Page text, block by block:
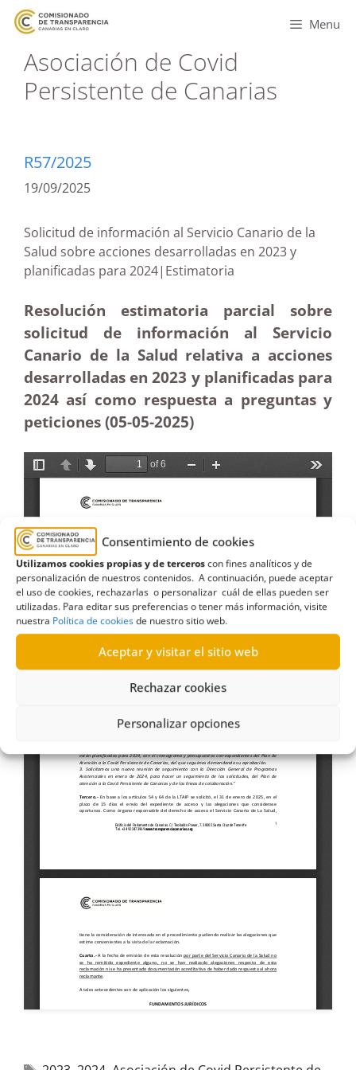
Consentimiento de cookies
Utilizamos cookies propias y de terceroscon fines analíticos y de
personalización de nuestros contenidos. A continuación, puede aceptar
el uso de cookies, rechazarlas o personalizar cuál de ellas pueden ser
utilizadas. Para editar sus preferencias o tener más información, visite
nuestra Política de cookiesde nuestro sitio web.
Aceptar y visitar el sitio web
Rechazar cookies
Personalizar opciones
Menu
Asociación de Covid
Persistente de Canarias
R57/2025
19/09/2025
Solicitud de información al Servicio Canario de la
Salud sobre acciones desarrolladas en 2023 y
planificadas para 2024|Estimatoria
Resolución estimatoria parcial sobre
solicitud de información al Servicio
Canario de la Salud relativa a acciones
desarrolladas en 2023 y planificadas para
2024 así como respuesta a preguntas y
peticiones (05-05-2025)